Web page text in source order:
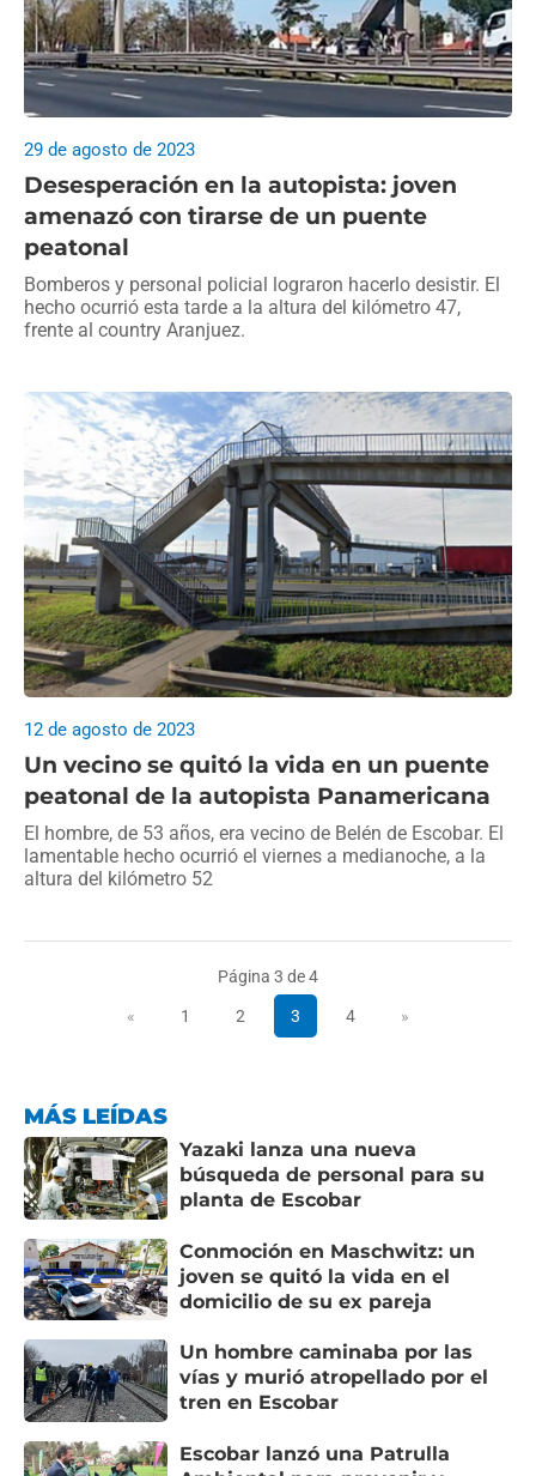
Desesperación en la autopista: joven
amenazó con tirarse de un puente
peatonal
29 de agosto de 2023
Bomberos y personal policial lograron hacerlo desistir. El
hecho ocurrió esta tarde a la altura del kilómetro 47,
frente al country Aranjuez.
Un vecino se quitó la vida en un puente
peatonal de la autopista Panamericana
12 de agosto de 2023
El hombre, de 53 años, era vecino de Belén de Escobar. El
lamentable hecho ocurrió el viernes a medianoche, a la
altura del kilómetro 52
Página 3 de 4
« 1 2 3 4 »
MÁS LEÍDAS
Yazaki lanza una nueva
búsqueda de personal para su
planta de Escobar
Conmoción en Maschwitz: un
joven se quitó la vida en el
domicilio de su ex pareja
Un hombre caminaba por las
vías y murió atropellado por el
tren en Escobar
Escobar lanzó una Patrulla